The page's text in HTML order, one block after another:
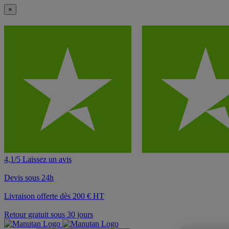
×
4,1/5 Laissez un avis
Devis sous 24h
Livraison offerte dès 200 € HT
Retour gratuit sous 30 jours